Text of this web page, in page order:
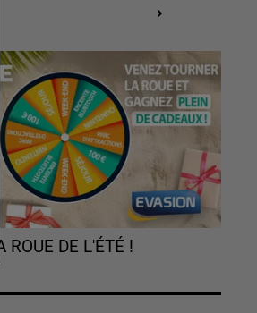
ROUE DE L'ÉTÉ !